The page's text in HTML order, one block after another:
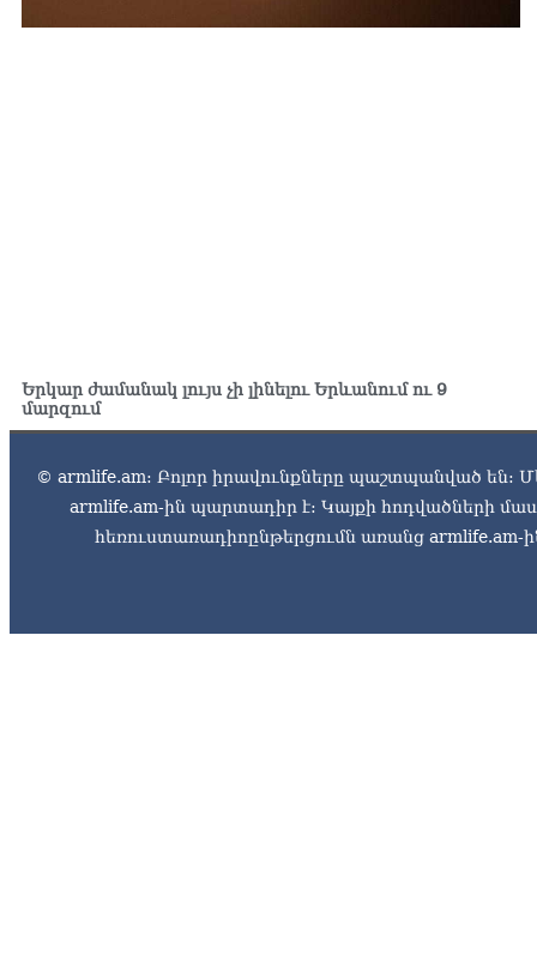
Երկար ժամանակ լույս չի լինելու Երևանում ու 9
մարզում
© armlife.am: Բոլոր իրավունքները պաշտպանված են:
armlife.am-ին պարտադիր է: Կայքի հոդվածների
հեռուստառադիոընթերցումն առանց armlife.am-